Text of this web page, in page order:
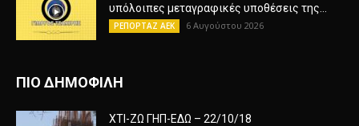
υπόλοιπες μεταγραφικές υποθέσεις της...
ΡΕΠΟΡΤΑΖ ΑΕΚ 6 Αυγούστου 2026
ΠΙΟ ΔΗΜΟΦΙΛΗ
ΧΤΙ-ΖΩ ΓΗΠ-ΕΔΩ – 22/10/18